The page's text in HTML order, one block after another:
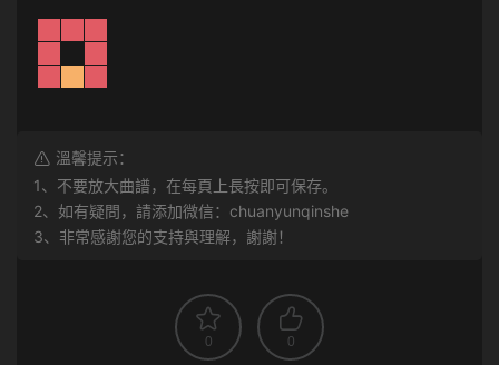
溫馨提示：
1、不要放大曲譜，在每頁上長按即可保存。
2、如有疑問，請添加微信：chuanyunqinshe
3、非常感謝您的支持與理解，謝謝！
0 0